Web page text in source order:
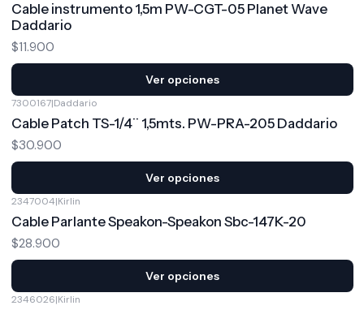
Cable instrumento 1,5m PW-CGT-05 Planet Wave
Daddario
$11.900
Ver opciones
7300167|Daddario
Cable Patch TS-1/4¨ 1,5mts. PW-PRA-205 Daddario
$30.900
Ver opciones
2347004|Kirlin
Cable Parlante Speakon-Speakon Sbc-147K-20
$28.900
Ver opciones
2346026|Kirlin